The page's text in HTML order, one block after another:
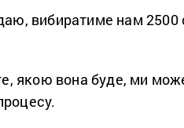
вибиратиме нам 2500
якою вона буде, ми